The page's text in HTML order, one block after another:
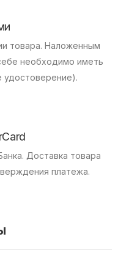
товара. Наложенным
необходимо иметь
удостоверение).
Доставка товара
платежа.